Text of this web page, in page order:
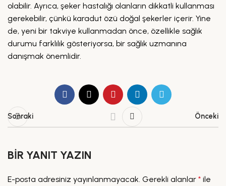
olabilir. Ayrıca, şeker hastalığı olanların dikkatli kullanması
gerekebilir, çünkü karadut özü doğal şekerler içerir. Yine
de, yeni bir takviye kullanmadan önce, özellikle sağlık
durumu farklılık gösteriyorsa, bir sağlık uzmanına
danışmak önemlidir.
Sonraki Önceki
BIR YANIT YAZIN
E-posta adresiniz yayınlanmayacak. Gerekli alanlar * ile